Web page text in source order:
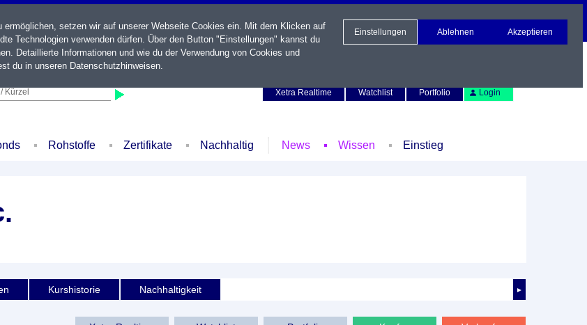
Kürzel
Xetra Realtime
Watchlist Portfolio Login
Rohstoffe Zertifikate Nachhaltig News Wissen Einstieg
►
Kurshistorie Nachhaltigkeit
setzen wir auf unserer Webseite Cookies ein. Mit dem Klicken auf
Technologien verwenden dürfen. Über den Button "Einstellungen" kannst du
Detaillierte Informationen und wie du der Verwendung von Cookies und
du in unseren Datenschutzhinweisen.
Einstellungen Ablehnen Akzeptieren